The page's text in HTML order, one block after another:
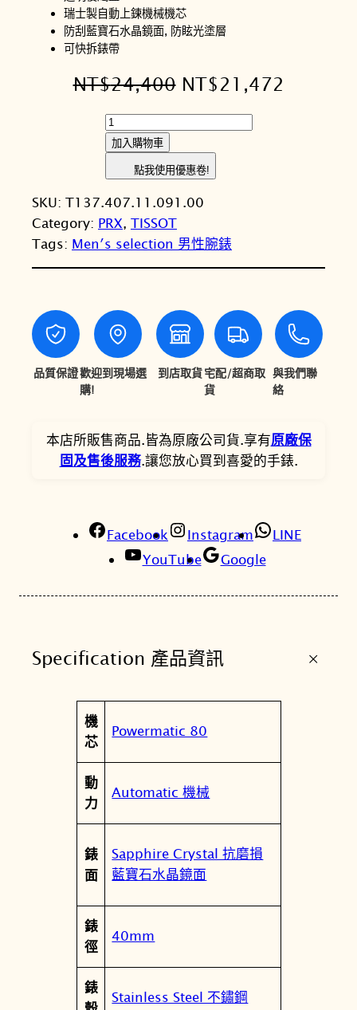
瑞士製自動上鍊機械機芯
防刮藍寶石水晶鏡面, 防眩光塗層
可快拆錶帶
NT$24,400 原
始
格
：
T
2
4
,
0
。
NT$21,472
2
1
,
4
2
。
T
I
S
O
T
天
梭
R
X
o
r
m
a
c
8
4
m
色
械
錶
1
3
4
0
1
1
加入購物車
點我使用優惠卷!
SKU: T137.407.11.091.00
Category: PRX, TISSOT
Tags: Men′s selection 男性腕錶
品質保證歡迎到現場選
購!
到店取貨宅配/超商取
貨
與我們聯
絡
本店所販售商品.皆為原廠公司貨.享有原廠保
固及售後服務.讓您放心買到喜愛的手錶.
Facebook Instagram
LINE
YouTube
Google
Specification 產品資訊 +
屬
性
值
機
芯
Powermatic 80
動
力
Automatic 機械
錶
面
Sapphire Crystal 抗磨損
藍寶石水晶鏡面
錶
徑
40mm
錶
Stainless Steel 不鏽鋼